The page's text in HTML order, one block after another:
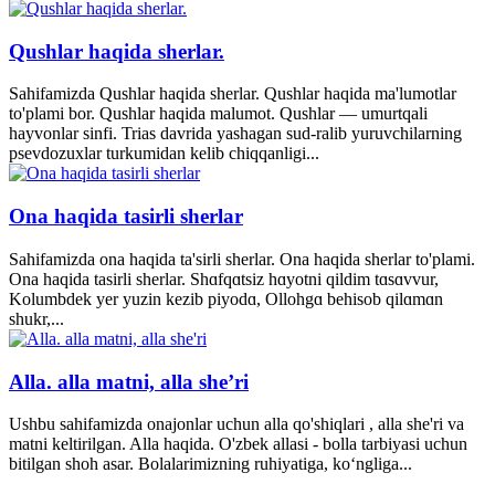
Qushlar haqida sherlar.
Sahifamizda Qushlar haqida sherlar. Qushlar haqida ma'lumotlar
to'plami bor. Qushlar haqida malumot. Qushlar — umurtqali
hayvonlar sinfi. Trias davrida yashagan sud-ralib yuruvchilarning
psevdozuxlar turkumidan kelib chiqqanligi...
Ona haqida tasirli sherlar
Sahifamizda ona haqida ta'sirli sherlar. Ona haqida sherlar to'plami.
Ona haqida tasirli sherlar. Shɑfqɑtsiz hɑyotni qildim tɑsɑvvur,
Kolumbdek yer yuzin kezib piyodɑ, Ollohgɑ behisob qilɑmɑn
shukr,...
Alla. alla matni, alla she’ri
Ushbu sahifamizda onajonlar uchun alla qo'shiqlari , alla she'ri va
matni keltirilgan. Alla haqida. O'zbek allasi - bolla tarbiyasi uchun
bitilgan shoh asar. Bolalarimizning ruhiyatiga, ko‘ngliga...